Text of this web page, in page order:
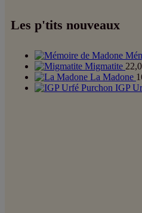
Les p'tits nouveaux
Migmatite
La Madone
IGP